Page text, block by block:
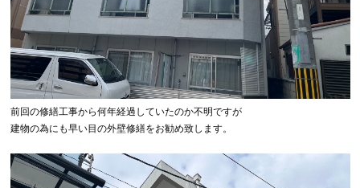
前回の修繕工事から何年経過していたのか不明ですが
建物の為にも早い目の外壁修繕をお勧め致します。